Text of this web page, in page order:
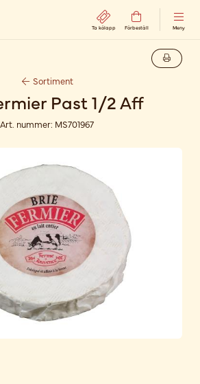
Ta kölapp Förbeställ Meny
Sortiment
Past 1/2 Aff
Art. nummer: MS701967